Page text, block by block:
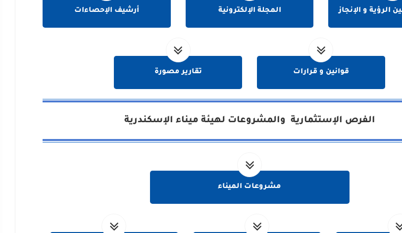
الرؤية و الإنجاز المجلة الإلكترونية أرشيف الإحصاءات
قوانين و قرارات تقارير مصورة
الفرص الإستثمارية والمشروعات لهيئة ميناء الإسكندرية
مشروعات الميناء